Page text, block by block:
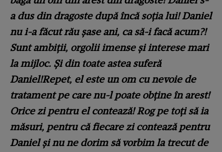
a dus din dragoste după încă soția lui! Daniel
nu i-a făcut rău șase ani, ca să-i facă acum?!
Sunt ambiții, orgolii imense și interese mari
la mijloc. Și din toate astea suferă
Daniel!Repet, el este un om cu nevoie de
tratament pe care nu-l poate obține în arest!
Orice zi pentru el contează! Rog pe toți să ia
măsuri, pentru că fiecare zi contează pentru
Daniel și nu ne dorim să vorbim la trecut de